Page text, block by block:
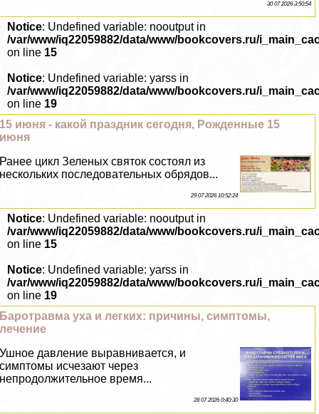
30 07 2026 3:50:54
Notice: Undefined variable: nooutput in
/var/www/iq22059882/data/www/bookcovers.ru/
on line 15
Notice: Undefined variable: yarss in
/var/www/iq22059882/data/www/bookcovers.ru/
on line 19
15 июня - какой праздник сегодня, Рожденные 15
июня
Ранее цикл Зеленых святок состоял из
нескольких последовательных обрядов...
29 07 2026 10:52:24
Notice: Undefined variable: nooutput in
/var/www/iq22059882/data/www/bookcovers.ru/
on line 15
Notice: Undefined variable: yarss in
/var/www/iq22059882/data/www/bookcovers.ru/
on line 19
Баротравма уха и легких: причины, симптомы,
лечение
Ушное давление выравнивается, и
симптомы исчезают через
непродолжительное время...
28 07 2026 0:40:30